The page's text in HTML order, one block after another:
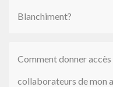
Blanchiment?
Comment donner
collaborateurs de mon